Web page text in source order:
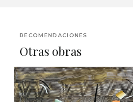
RECOMENDACIONES
Otras obras